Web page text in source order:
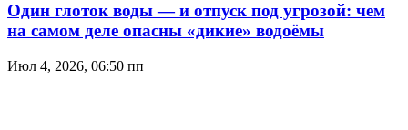
Один глоток воды — и отпуск под угрозой: чем
на самом деле опасны «дикие» водоёмы
Июл 4, 2026, 06:50 пп